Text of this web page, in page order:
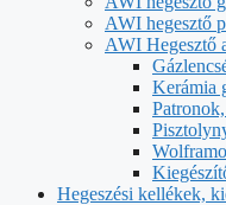
AWI hegesztő
AWI Hegesztő
Kerámia
Hegeszési kellékek,